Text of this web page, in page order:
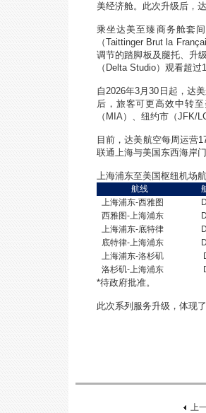
美经济舱。此次升级后，
乘坐达美至臻商务舱套
（Taittinger Brut la
调节的踏脚板及腿托、升
（ Delta Studio）观看超过
自2026年3月30 日起，达
后，旅客可更高效中转
（ MIA）、纽约市（JFK/
目前，达美航空每周运营
联通上海与美国东西海岸
上海浦东至美国枢纽机场
航线
上海浦东-西雅图
西雅图-上海浦东
上海浦东-底特律
底特律-上海浦东
上海浦东-洛杉矶
洛杉矶-上海浦东
*待政府批准。
此次系列服务升级，体现
上